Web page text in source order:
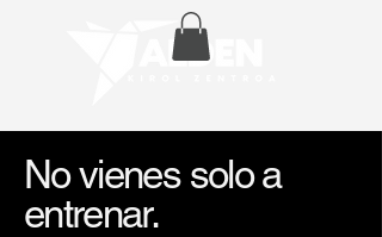
No vienes solo a
entrenar.